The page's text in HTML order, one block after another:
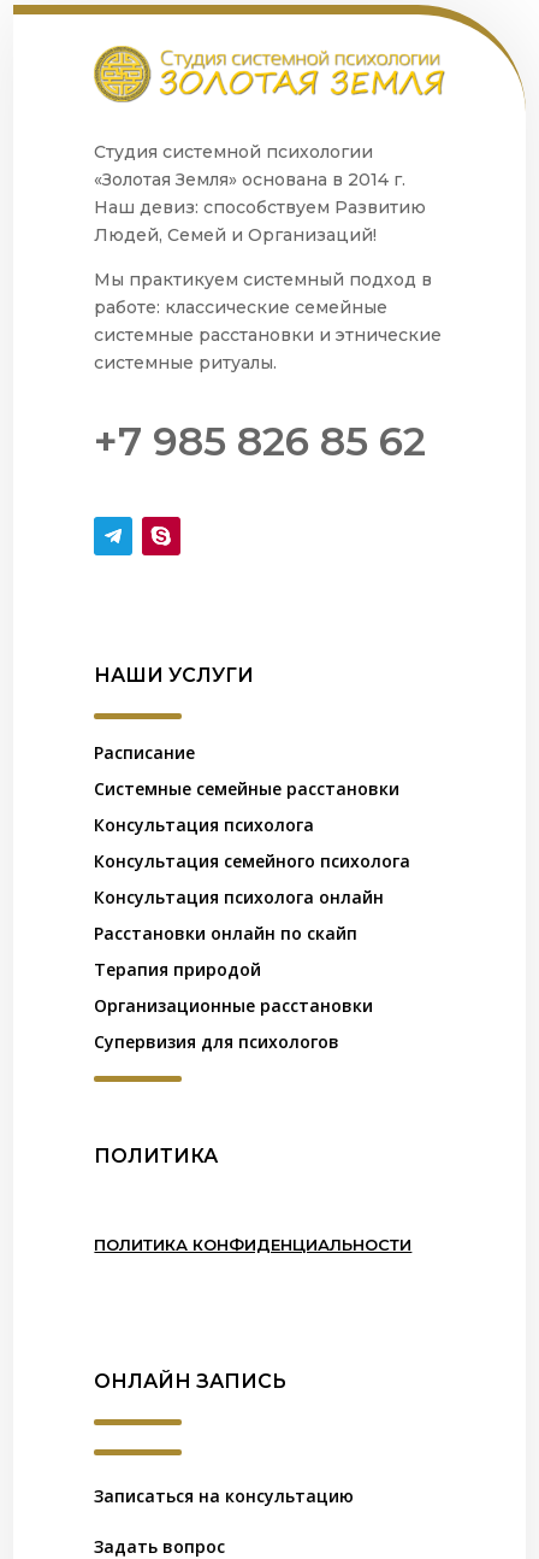
Студия системной психологии
«Золотая Земля» основана в 2014 г.
Наш девиз: способствуем Развитию
Людей, Семей и Организаций!
Мы практикуем системный подход в
работе: классические семейные
системные расстановки и этнические
системные ритуалы.
+7 985 826 85 62
НАШИ УСЛУГИ
Расписание
Системные семейные расстановки
Консультация психолога
Консультация семейного психолога
Консультация психолога онлайн
Расстановки онлайн по скайп
Терапия природой
Организационные расстановки
Супервизия для психологов
ПОЛИТИКА
ПОЛИТИКА КОНФИДЕНЦИАЛЬНОСТИ
ОНЛАЙН ЗАПИСЬ
Записаться на консультацию
Задать вопрос